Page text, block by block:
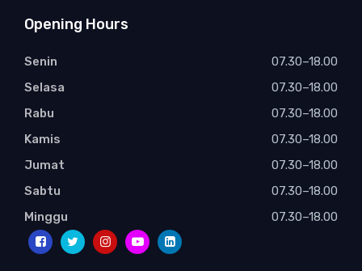
Opening Hours
Senin
07.30–18.00
Selasa
07.30–18.00
Rabu
07.30–18.00
Kamis
07.30–18.00
Jumat
07.30–18.00
Sabtu
07.30–18.00
Minggu
07.30–18.00